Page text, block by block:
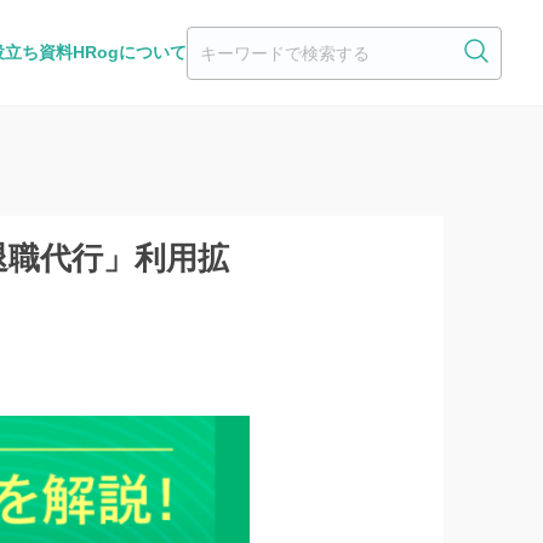
立ち資料HRogについて
代行」利用拡